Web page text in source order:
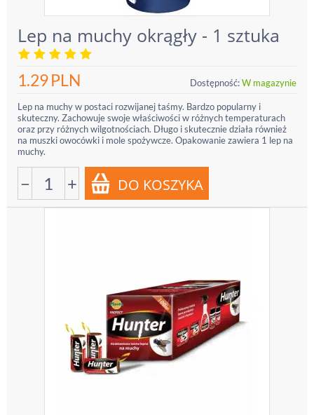
Lep na muchy okrągły - 1 sztuka
1.29PLN Dostępność:W magazynie
Lep na muchy w postaci rozwijanej taśmy. Bardzo popularny i
skuteczny. Zachowuje swoje właściwości w różnych temperaturach
oraz przy różnych wilgotnościach. Długo i skutecznie działa również
na muszki owocówki i mole spożywcze. Opakowanie zawiera 1 lep na
muchy.
− +